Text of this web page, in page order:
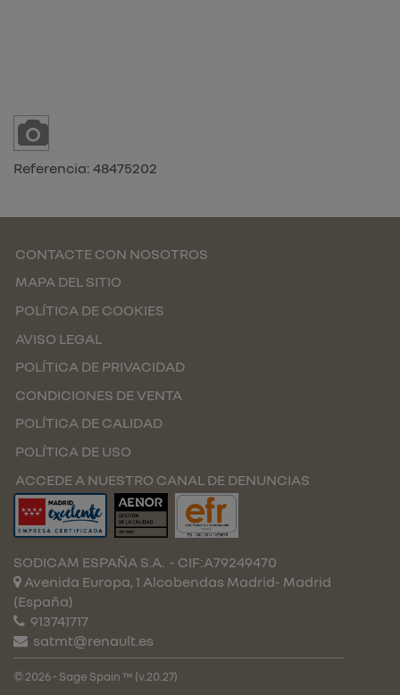
Referencia: 48475202
CONTACTE CON NOSOTROS
MAPA DEL SITIO
POLÍTICA DE COOKIES
AVISO LEGAL
POLÍTICA DE PRIVACIDAD
CONDICIONES DE VENTA
POLÍTICA DE CALIDAD
POLÍTICA DE USO
ACCEDE A NUESTRO CANAL DE DENUNCIAS
SODICAM ESPAÑA S.A. - CIF:A79249470
Avenida Europa, 1 Alcobendas Madrid- Madrid
(España)
913741717
satmt@renault.es
© 2026 - Sage Spain ™ (v.20.27)